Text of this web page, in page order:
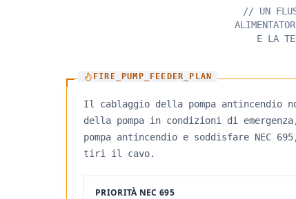
// UN
E LA
FIRE_PUMP_FEEDER_PLAN
Il cablaggio della pompa antincendio
della pompa in condizioni di
pompa antincendio e soddisfare NEC
tiri il cavo.
PRIORITÀ NEC 695